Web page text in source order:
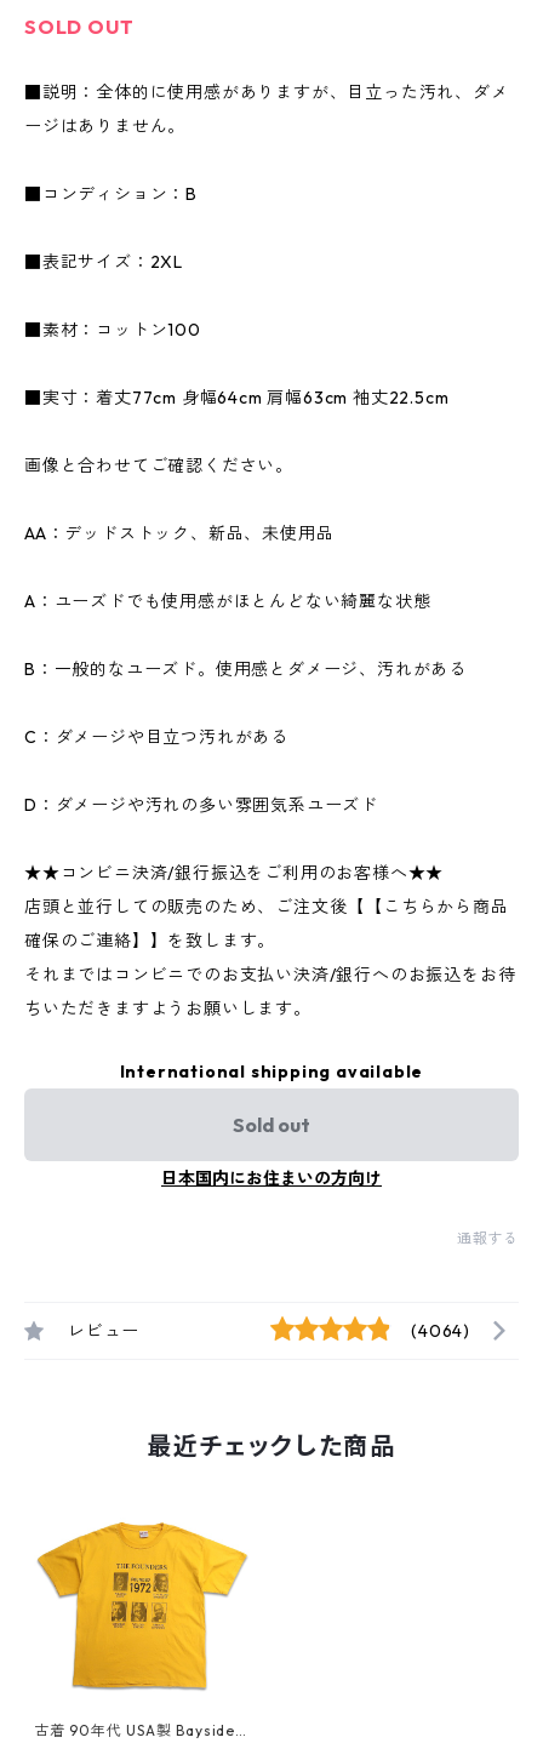
SOLD OUT
■説明：全体的に使用感がありますが、目立った汚れ、ダメ
ージはありません。
■コンディション：B
■表記サイズ：2XL
■素材：コットン100
■実寸：着丈77cm 身幅64cm 肩幅63cm 袖丈22.5cm
画像と合わせてご確認ください。
AA：デッドストック、新品、未使用品
A：ユーズドでも使用感がほとんどない綺麗な状態
B：一般的なユーズド。使用感とダメージ、汚れがある
C：ダメージや目立つ汚れがある
D：ダメージや汚れの多い雰囲気系ユーズド
★★コンビニ決済/銀行振込をご利用のお客様へ★★
店頭と並行しての販売のため、ご注文後【【こちらから商品
確保のご連絡】】を致します。
それまではコンビニでのお支払い決済/銀行へのお振込をお待
ちいただきますようお願いします。
International shipping available
Sold out
日本国内にお住まいの方向け
通報する
レビュー (4064)
最近チェックした商品
古着 90年代 USA製 Bayside T